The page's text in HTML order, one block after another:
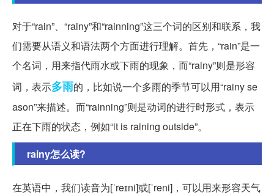
对于“rain”、“rainy”和“rainning”这三个词的区别和联系，我
们需要从语义和语法两个方面进行理解。首先，“rain”是一
个名词，用来指代雨水或下雨的现象，而“rainy”则是形容
词，表示多雨的，比如说一个多雨的季节可以用“rainy se
ason”来描述。而“rainning”则是动词的进行时形式，表示
正在下雨的状态，例如“it is raining outside”。
rainy怎么读?
在英语中，我们读音为[ˈreɪni]或[ˈreni]，可以用来形容天气